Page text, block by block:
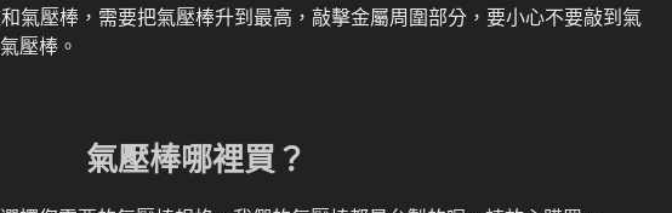
氣壓棒，需要把氣壓棒升到最高，敲擊金屬周圍部分，要小心不要敲到氣
壓棒。
氣壓棒哪裡買？